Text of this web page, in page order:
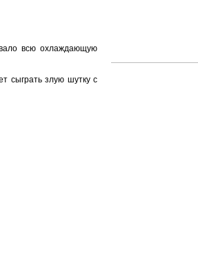
всю охлаждающую
сыграть злую шутку с